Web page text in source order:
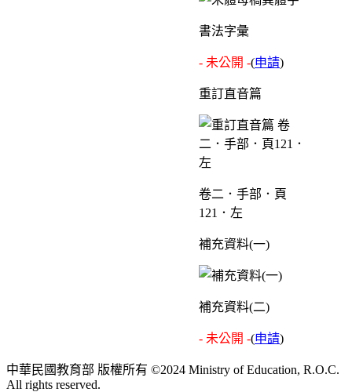
書法字彙
- 未公開 -(申請)
重訂直音篇
卷二．手部．頁
121．左
補充資料(一)
補充資料(二)
- 未公開 -(申請)
中華民國教育部 版權所有 ©2024 Ministry of Education, R.O.C.
All rights reserved.